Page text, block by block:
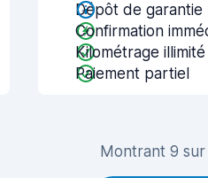
Dépôt de garantie
Confirmation
Kilométrage illimité
Paiement partiel
Montrant 9